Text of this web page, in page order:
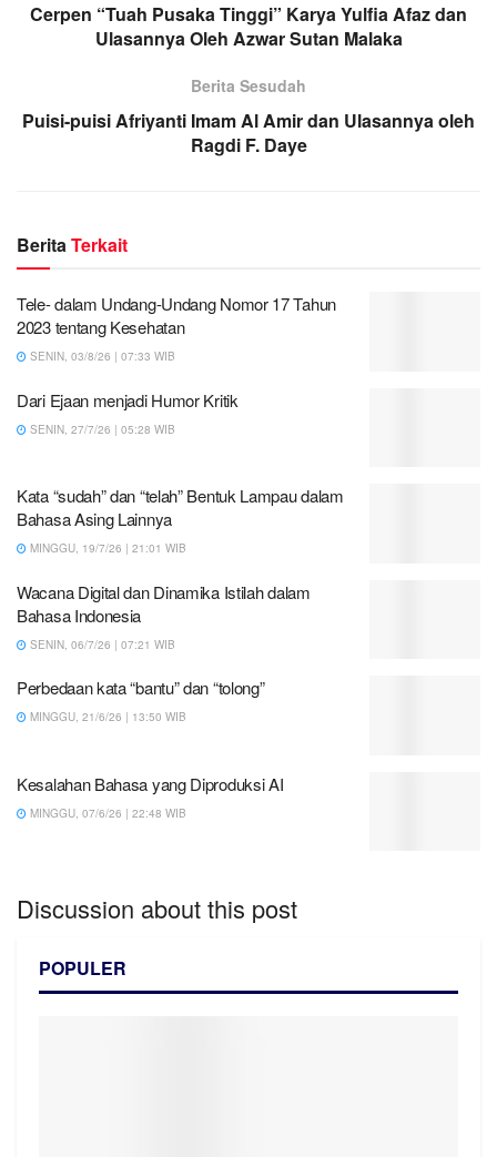
Cerpen “Tuah Pusaka Tinggi” Karya Yulfia Afaz dan
Ulasannya Oleh Azwar Sutan Malaka
Berita Sesudah
Puisi-puisi Afriyanti Imam Al Amir dan Ulasannya oleh
Ragdi F. Daye
BeritaTerkait
Tele- dalam Undang-Undang Nomor 17 Tahun
2023 tentang Kesehatan
SENIN, 03/8/26 | 07:33 WIB
Dari Ejaan menjadi Humor Kritik
SENIN, 27/7/26 | 05:28 WIB
Kata “sudah” dan “telah” Bentuk Lampau dalam
Bahasa Asing Lainnya
MINGGU, 19/7/26 | 21:01 WIB
Wacana Digital dan Dinamika Istilah dalam
Bahasa Indonesia
SENIN, 06/7/26 | 07:21 WIB
Perbedaan kata “bantu” dan “tolong”
MINGGU, 21/6/26 | 13:50 WIB
Kesalahan Bahasa yang Diproduksi AI
MINGGU, 07/6/26 | 22:48 WIB
Discussion about this post
POPULER